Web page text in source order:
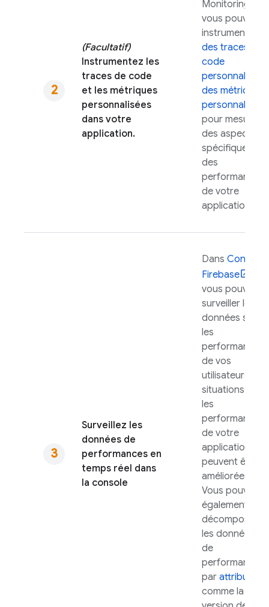
(Facultatif)
Instrumentez les
traces de code
et les métriques
personnalisées
dans votre
application.
Monitoring
vous pouvez
instrumenter
des traces de
code
personnalisées
des métriques
personnalisées
pour mesurer
des aspects
spécifiques
des
performances
de votre
application.
Surveillez les
données de
performances en
temps réel dans
la console
Dans Console
Firebase
vous pouvez
surveiller les
données sur
les
performances
de vos
utilisateurs
situations où
les
performances
de votre
application
peuvent être
améliorées.
Vous pouvez
également
décomposez
les données
de
performances
par attributs
comme la